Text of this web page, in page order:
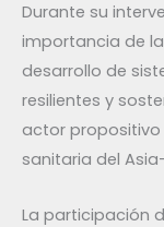
Durante su
importancia de
desarrollo de
resilientes y
actor
sanitaria del
La participación